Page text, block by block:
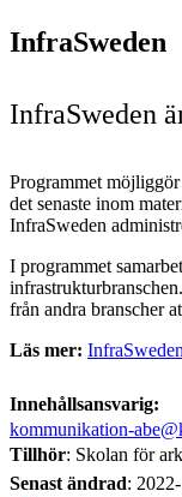
InfraSweden
InfraSweden
Programmet
det senaste inom
InfraSweden
I programmet
från andra branscher
Läs mer: InfraSweden
Innehållsansvarig:
kommunikation-
Tillhör: Skolan för
Senast ändrad: